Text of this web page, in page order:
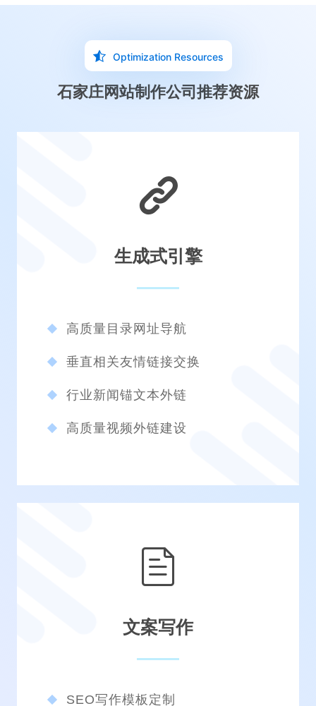
Optimization Resources
石家庄网站制作公司推荐资源
生成式引擎
高质量目录网址导航
垂直相关友情链接交换
行业新闻锚文本外链
高质量视频外链建设
文案写作
SEO写作模板定制